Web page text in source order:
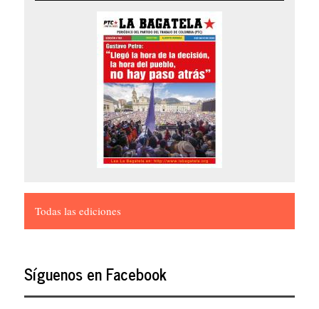
Todas las ediciones
Síguenos en Facebook